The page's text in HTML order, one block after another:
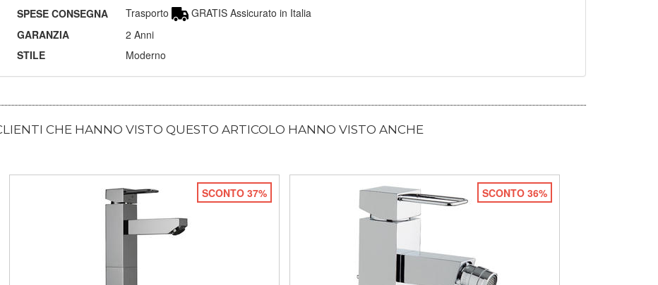
SPESE CONSEGNA
Trasporto
GRATIS Assicurato in Italia
GARANZIA
2 Anni
STILE
Moderno
CHE HANNO VISTO QUESTO ARTICOLO HANNO VISTO ANCHE
SCONTO 37% SCONTO 36%